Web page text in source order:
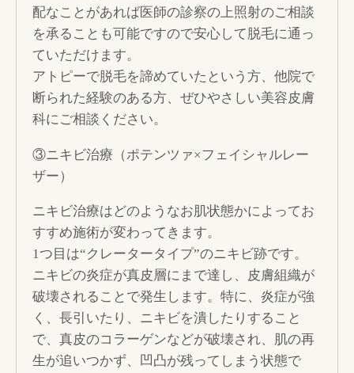
配なことがあれば医師の診察の上照射のご相談
を承ることも可能ですので安心して脱毛に通っ
ていただけます。
アトピーで脱毛を諦めていたという方、他院で
断られた経験のある方、ぜひやさしい美容皮膚
科にご相談ください。
③ニキビ治療（ポテンツァ×フェイシャルレー
ザー）
ニキビ治療はどのようなお肌状態かによってお
すすめ施術が変わってきます。
1つ目は“クレータータイプ”のニキビ跡です。
ニキビの炎症が真皮層にまで達し、皮膚組織が
破壊されることで発生します。特に、炎症が強
く、長引いたり、ニキビを潰したりすること
で、真皮のコラーゲンなどが破壊され、肌の再
生が追いつかず、凹凸が残ってしまう状態で